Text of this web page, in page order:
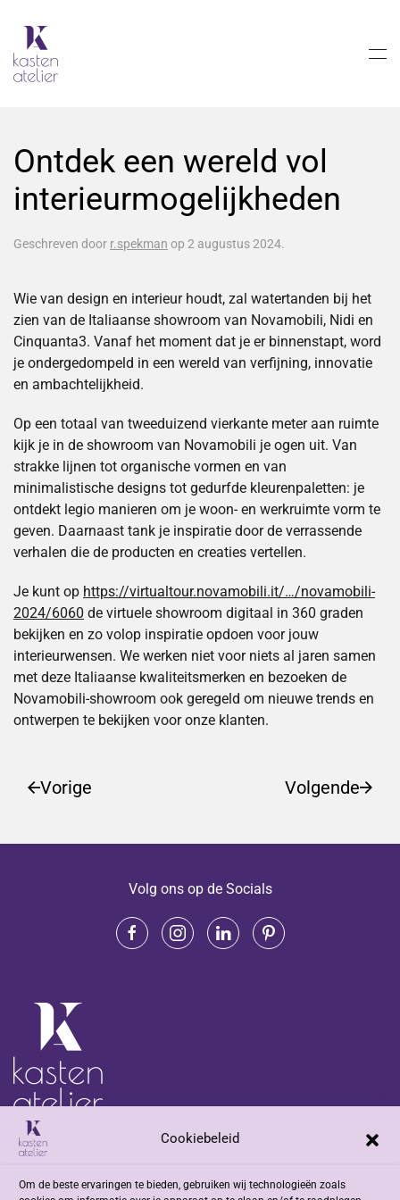
Cookiebeleid
Om de beste ervaringen te bieden, gebruiken wij technologieën zoals
Skip to main content
Ontdek een wereld vol
interieurmogelijkheden
Geschreven door r.spekman op 2 augustus 2024.
Wie van design en interieur houdt, zal watertanden bij het
zien van de Italiaanse showroom van Novamobili, Nidi en
Cinquanta3. Vanaf het moment dat je er binnenstapt, word
je ondergedompeld in een wereld van verfijning, innovatie
en ambachtelijkheid.
Op een totaal van tweeduizend vierkante meter aan ruimte
kijk je in de showroom van Novamobili je ogen uit. Van
strakke lijnen tot organische vormen en van
minimalistische designs tot gedurfde kleurenpaletten: je
ontdekt legio manieren om je woon- en werkruimte vorm te
geven. Daarnaast tank je inspiratie door de verrassende
verhalen die de producten en creaties vertellen.
Je kunt op https://virtualtour.novamobili.it/…/novamobili-
2024/6060 de virtuele showroom digitaal in 360 graden
bekijken en zo volop inspiratie opdoen voor jouw
interieurwensen. We werken niet voor niets al jaren samen
met deze Italiaanse kwaliteitsmerken en bezoeken de
Novamobili-showroom ook geregeld om nieuwe trends en
ontwerpen te bekijken voor onze klanten.
Vorige Volgende
Volg ons op de Socials
Adres
Jacob Romenweg 2